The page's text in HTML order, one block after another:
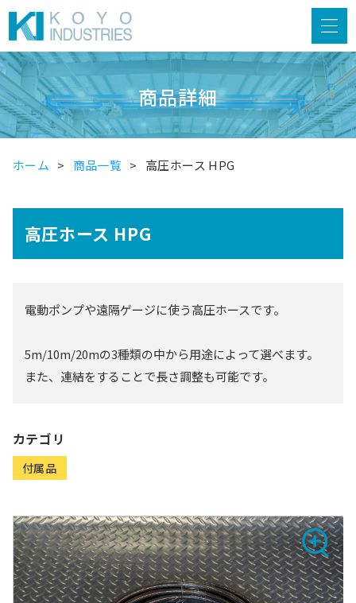
商品詳細
ホーム 商品一覧 高圧ホース HPG
高圧ホース HPG
電動ポンプや遠隔ゲージに使う高圧ホースです。
5m/10m/20mの3種類の中から用途によって選べます。
また、連結をすることで長さ調整も可能です。
カテゴリ
付属品